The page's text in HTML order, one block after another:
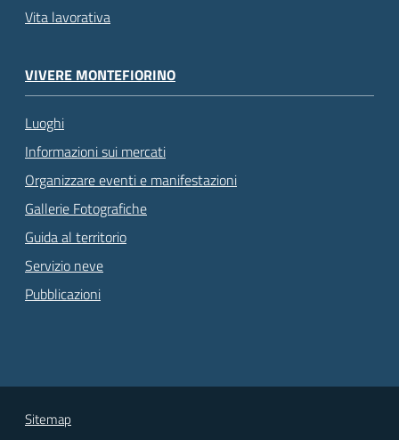
Vita lavorativa
VIVERE MONTEFIORINO
Luoghi
Informazioni sui mercati
Organizzare eventi e manifestazioni
Gallerie Fotografiche
Guida al territorio
Servizio neve
Pubblicazioni
Sitemap